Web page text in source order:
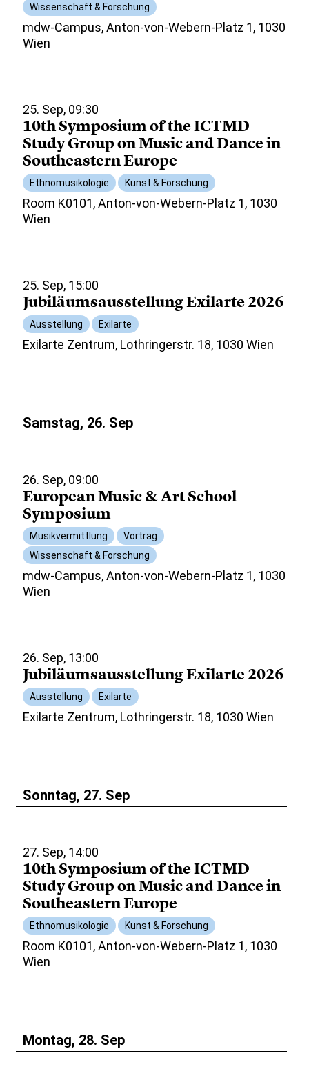
Wissenschaft & Forschung
mdw-Campus, Anton-von-Webern-Platz 1, 1030
Wien
25. Sep, 09:30
10th Symposium of the ICTMD
Study Group on Music and Dance in
Southeastern Europe
Ethnomusikologie Kunst & Forschung
Room K0101, Anton-von-Webern-Platz 1, 1030
Wien
25. Sep, 15:00
Jubiläumsausstellung Exilarte 2026
Ausstellung Exilarte
Exilarte Zentrum, Lothringerstr. 18, 1030 Wien
Samstag, 26. Sep
26. Sep, 09:00
European Music & Art School
Symposium
Musikvermittlung
Vortrag
Wissenschaft & Forschung
mdw-Campus, Anton-von-Webern-Platz 1, 1030
Wien
26. Sep, 13:00
Jubiläumsausstellung Exilarte 2026
Ausstellung Exilarte
Exilarte Zentrum, Lothringerstr. 18, 1030 Wien
Sonntag, 27. Sep
27. Sep, 14:00
10th Symposium of the ICTMD
Study Group on Music and Dance in
Southeastern Europe
Ethnomusikologie Kunst & Forschung
Room K0101, Anton-von-Webern-Platz 1, 1030
Wien
Montag, 28. Sep